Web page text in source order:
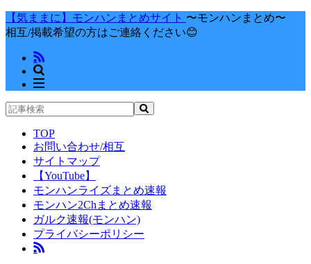
【気ままに】モンハンまとめサイト 〜モンハンまとめ〜
相互/掲載希望の方はご連絡ください😊
TOP
お問い合わせ/相互
サイトマップ
【YouTube】
モンハンライズまとめ速報
モンハン2Chまとめ速報
ガルク速報(モンハン)
プライバシーポリシー